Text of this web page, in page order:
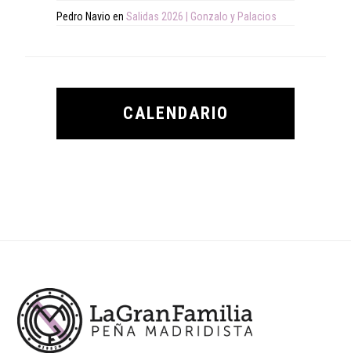
Pedro Navio en Salidas 2026 | Gonzalo y Palacios
CALENDARIO